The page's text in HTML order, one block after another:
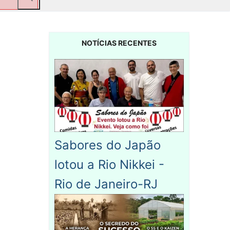
NOTÍCIAS RECENTES
Sabores do Japão
lotou a Rio Nikkei -
Rio de Janeiro-RJ